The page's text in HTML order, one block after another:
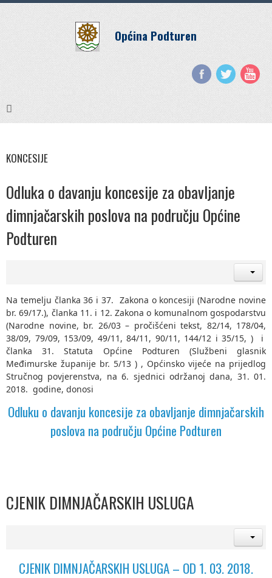
Općina Podturen
KONCESIJE
Odluka o davanju koncesije za obavljanje
dimnjačarskih poslova na području Općine
Podturen
Na temelju članka 36 i 37. Zakona o koncesiji (Narodne novine
br. 69/17.), članka 11. i 12. Zakona o komunalnom gospodarstvu
(Narodne novine, br. 26/03 – pročišćeni tekst, 82/14, 178/04,
38/09, 79/09, 153/09, 49/11, 84/11, 90/11, 144/12 i 35/15, ) i
članka 31. Statuta Općine Podturen (Službeni glasnik
Međimurske županije br. 5/13 ) , Općinsko vijeće na prijedlog
Stručnog povjerenstva, na 6. sjednici održanoj dana, 31. 01.
2018. godine, donosi
Odluku o davanju koncesije za obavljanje dimnjačarskih
poslova na području Općine Podturen
CJENIK DIMNJAČARSKIH USLUGA
CJENIK DIMNJAČARSKIH USLUGA – OD 1. 03. 2018.